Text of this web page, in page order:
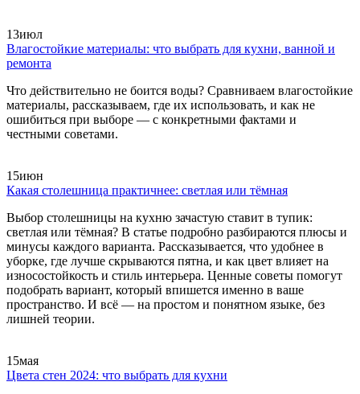
13июл
Влагостойкие материалы: что выбрать для кухни, ванной и
ремонта
Что действительно не боится воды? Сравниваем влагостойкие
материалы, рассказываем, где их использовать, и как не
ошибиться при выборе — с конкретными фактами и
честными советами.
15июн
Какая столешница практичнее: светлая или тёмная
Выбор столешницы на кухню зачастую ставит в тупик:
светлая или тёмная? В статье подробно разбираются плюсы и
минусы каждого варианта. Рассказывается, что удобнее в
уборке, где лучше скрываются пятна, и как цвет влияет на
износостойкость и стиль интерьера. Ценные советы помогут
подобрать вариант, который впишется именно в ваше
пространство. И всё — на простом и понятном языке, без
лишней теории.
15мая
Цвета стен 2024: что выбрать для кухни